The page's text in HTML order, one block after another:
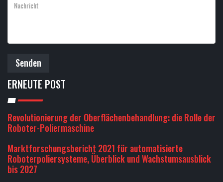
Senden
ERNEUTE POST
Revolutionierung der Oberflächenbehandlung: die Rolle der
Roboter-Poliermaschine
Marktforschungsbericht 2021 für automatisierte
Roboterpoliersysteme, Überblick und Wachstumsausblick
bis 2027